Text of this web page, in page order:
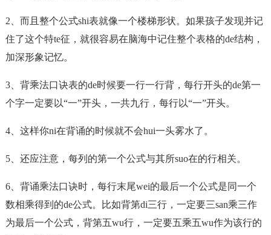
2、而且整个公式shi表就像一个楼梯形状。如果孩子发现并记
住了这个特te征，就很容易在脑海中记住整个表格的de结构，
加深形象记忆。
3、背乘法口诀表的de时候要一行一行背，每行开头的de第一
个字一定要以“一”开头，一共九行，每行以“一”开头。
4、这样你ni在背诵的时候就不会hui一头雾水了。
5、还应注意，每列的第一个公式与其所suo在的行相关。
6、背诵乘法口诀时，每行末尾wei的最后一个公式是同一个
数相乘得到的de公式。比如背第di三行，一定要三san乘三作
为最后一个公式，背第五wu行，一定要五乘五wu作为该行的